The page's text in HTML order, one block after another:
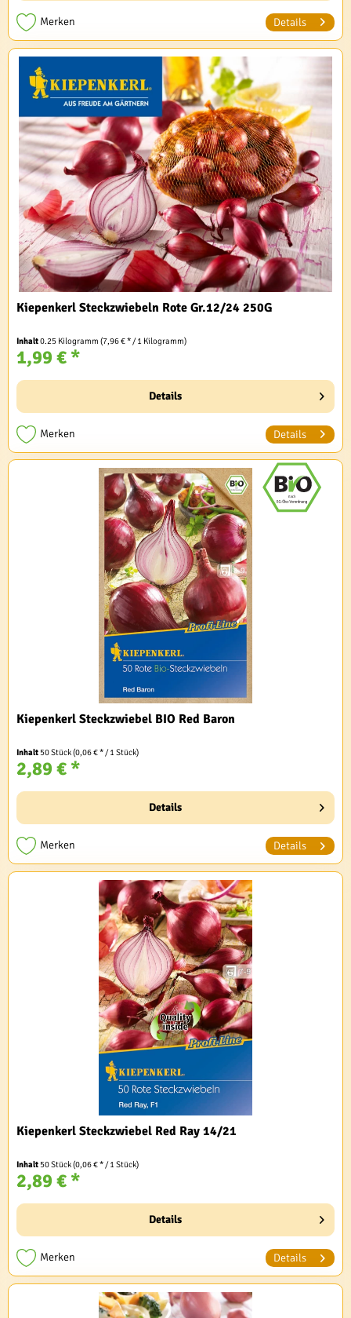
Merken Details
Kiepenkerl Steckzwiebeln Rote Gr.12/24 250G
Inhalt0.25 Kilogramm(7,96 € * / 1 Kilogramm)
1,99 € *
Details
Merken Details
Kiepenkerl Steckzwiebel BIO Red Baron
Inhalt 50 Stück(0,06 € * / 1 Stück)
2,89 € *
Details
Merken Details
Kiepenkerl Steckzwiebel Red Ray 14/21
Inhalt 50 Stück(0,06 € * / 1 Stück)
2,89 € *
Details
Merken Details